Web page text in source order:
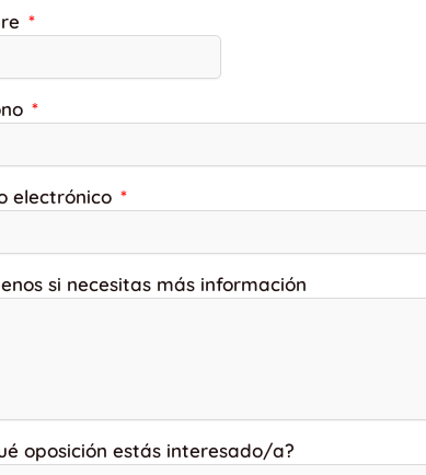
electrónico
si necesitas más información
oposición estás interesado/a?